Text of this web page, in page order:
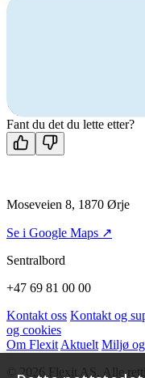
Har du spørsmål
Kontakt oss
Fant du det du lette etter?
Moseveien 8, 1870 Ørje
Se i Google Maps ↗
Sentralbord
+47 69 81 00 00
Kontakt oss Kontakt og
og cookies
Om Flexit Aktuelt Miljø
© 2026 Flexit AS. Alle